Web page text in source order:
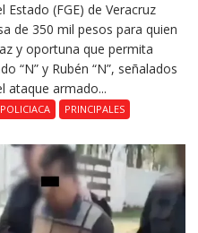
Estado (FGE) de Veracruz
de 350 mil pesos para quien
y oportuna que permita
“N” y Rubén “N”, señalados
ataque armado...
POLICIACA PRINCIPALES